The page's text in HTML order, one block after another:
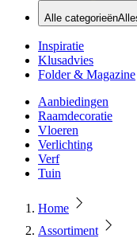
Alle categorieën
Inspiratie
Klusadvies
Folder & Magazine
Aanbiedingen
Raamdecoratie
Vloeren
Verlichting
Verf
Tuin
Home
Assortiment